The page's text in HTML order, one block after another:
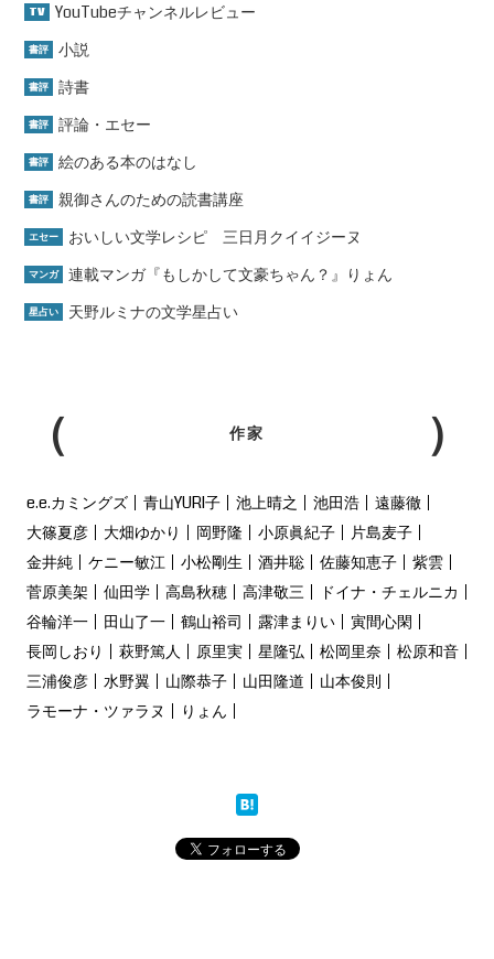
TV YouTubeチャンネルレビュー
書評 小説
書評 詩書
書評 評論・エセー
書評 絵のある本のはなし
書評 親御さんのための読書講座
エセー おいしい文学レシピ 三日月クイイジーヌ
マンガ 連載マンガ『もしかして文豪ちゃん？』りょん
星占い 天野ルミナの文学星占い
作家
e.e.カミングズ 青山YURI子 池上晴之 池田浩
遠藤徹
大篠夏彦
大畑ゆかり 岡野隆 小原眞紀子
片島麦子
金井純
ケニー敏江 小松剛生 酒井聡 佐藤知恵子
紫雲
菅原美架
仙田学 高島秋穂 高津敬三
ドイナ・チェルニカ
谷輪洋一
田山了一 鶴山裕司 露津まりい
寅間心閑
長岡しおり
萩野篤人 原里実 星隆弘 松岡里奈
松原和音
三浦俊彦
水野翼 山際恭子 山田隆道
山本俊則
ラモーナ・ツァラヌ
りょん